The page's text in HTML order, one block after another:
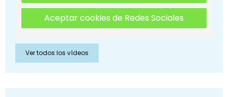
Aceptar cookies de Redes Sociales
Ver todos los vídeos